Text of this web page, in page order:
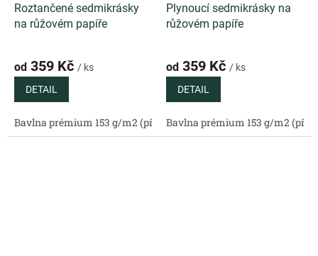
Roztančené sedmikrásky
na růžovém papíře
od 359 Kč / ks
DETAIL
Bavlna prémium 153 g/m2 (přírodní) Bavlněný satén 130 g/
Plynoucí sedmikrásky na
růžovém papíře
od 359 Kč / ks
DETAIL
Bavlna prémium 153 g/m2